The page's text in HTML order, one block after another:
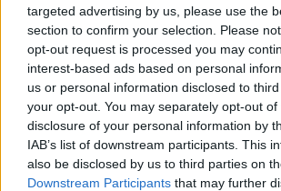
targeted advertising by us, please use the
section to confirm your selection. Please
opt-out request is processed you may
interest-based ads based on personal
us or personal information disclosed to
your opt-out. You may separately opt-out
disclosure of your personal information by
IAB’s list of downstream participants. This
also be disclosed by us to third parties on
Downstream Participants that may further
SOCIAL
Premieră în Republica Moldova.
de ziua Limbii